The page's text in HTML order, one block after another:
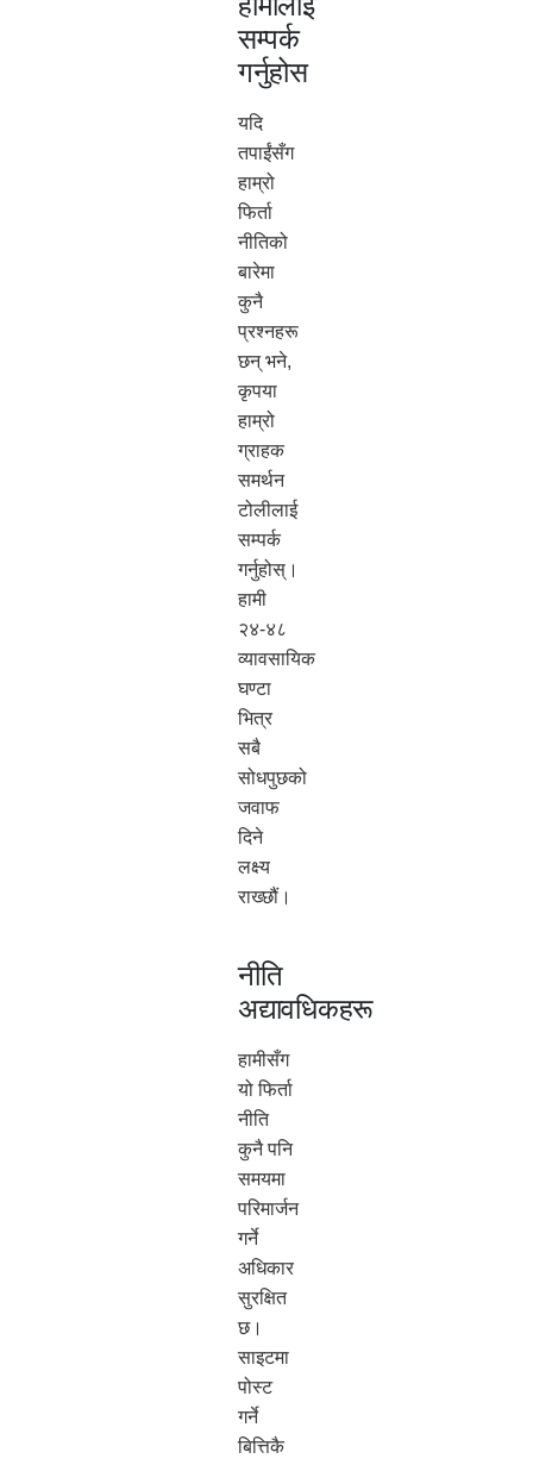
सम्पर्क
गर्नुहोस
यदि
तपाईंसँग
हाम्रो
फिर्ता
नीतिको
बारेमा
कुनै
प्रश्नहरू
छन् भने,
कृपया
हाम्रो
ग्राहक
समर्थन
टोलीलाई
सम्पर्क
गर्नुहोस्।
हामी
२४-४८
व्यावसायिक
घण्टा
भित्र
सबै
सोधपुछको
जवाफ
दिने
लक्ष्य
राख्छौं।
नीति
अद्यावधिकहरू
हामीसँग
यो फिर्ता
नीति
कुनै पनि
समयमा
परिमार्जन
गर्ने
अधिकार
सुरक्षित
छ।
साइटमा
पोस्ट
गर्ने
बित्तिकै